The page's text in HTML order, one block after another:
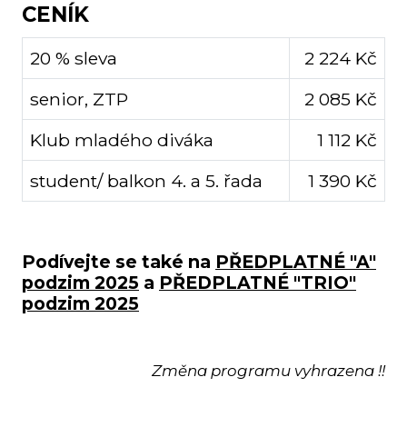
CENÍK
20 % sleva
2 224 Kč
senior, ZTP
2 085 Kč
Klub mladého diváka
1 112 Kč
student/ balkon 4. a 5. řada
1 390 Kč
Podívejte se také na PŘEDPLATNÉ "A"
podzim 2025 a PŘEDPLATNÉ "TRIO"
podzim 2025
Změna programu vyhrazena !!